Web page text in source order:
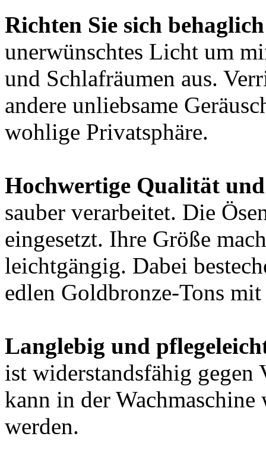
Richten Sie sich
unerwünschtes Licht um
und Schlafräumen aus.
andere unliebsame
wohlige Privatsphäre.
Hochwertige Qualität
sauber verarbeitet. Die
eingesetzt. Ihre Größe
leichtgängig. Dabei
edlen Goldbronze-Tons
Langlebig und
ist widerstandsfähig
kann in der
werden.